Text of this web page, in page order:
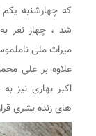
که چهارشنبه
شد ، چهار نفر
میراث ملی
علاوه بر علی
اکبر بهاری نیز
های زنده بشری